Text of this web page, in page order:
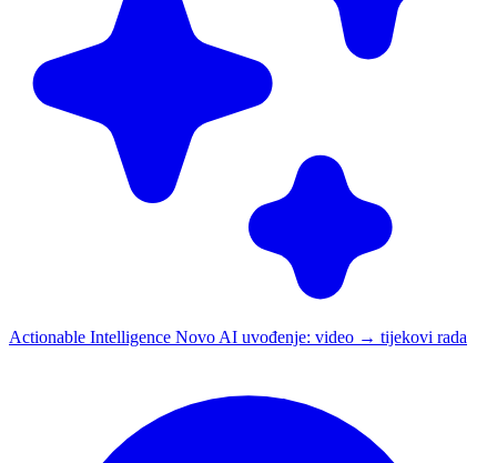
Actionable Intelligence Novo AI uvođenje: video → tijekovi rada